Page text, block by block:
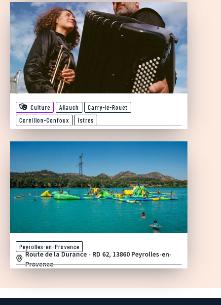
Culture Allauch
Carry-le-Rouet
Cornillon-Confoux
Istres
Peyrolles-en-Provence
Route de la Durance - RD 62, 13860 Peyrolles-en-
Provence